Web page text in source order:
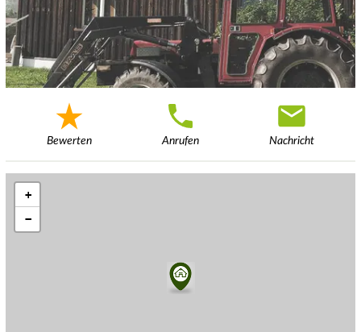
Bewerten Anrufen Nachricht
+
−